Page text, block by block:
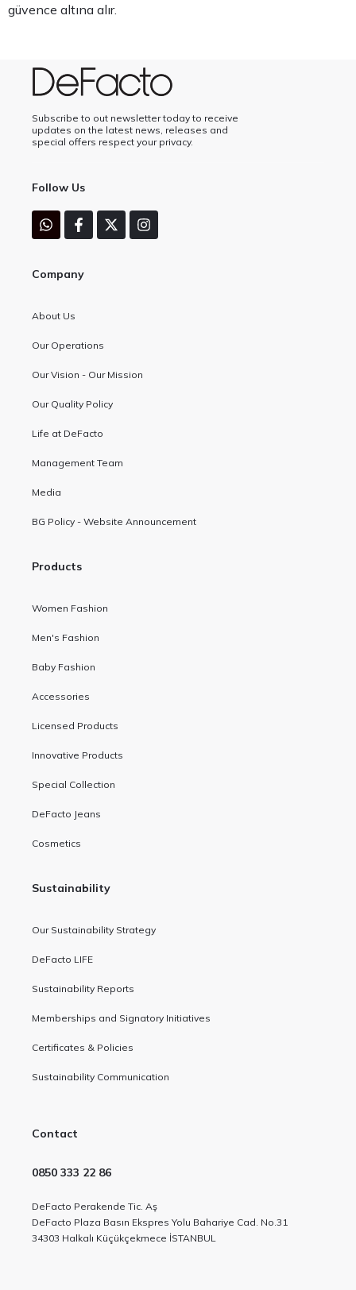
güvence altına alır.
Subscribe to out newsletter today to receive
updates on the latest news, releases and
special offers respect your privacy.
Follow Us
Company
About Us
Our Operations
Our Vision - Our Mission
Our Quality Policy
Life at DeFacto
Management Team
Media
BG Policy - Website Announcement
Products
Women Fashion
Men's Fashion
Baby Fashion
Accessories
Licensed Products
Innovative Products
Special Collection
DeFacto Jeans
Cosmetics
Sustainability
Our Sustainability Strategy
DeFacto LIFE
Sustainability Reports
Memberships and Signatory Initiatives
Certificates & Policies
Sustainability Communication
Contact
0850 333 22 86
DeFacto Perakende Tic. Aş
DeFacto Plaza Basın Ekspres Yolu Bahariye Cad. No.31
34303 Halkalı Küçükçekmece İSTANBUL